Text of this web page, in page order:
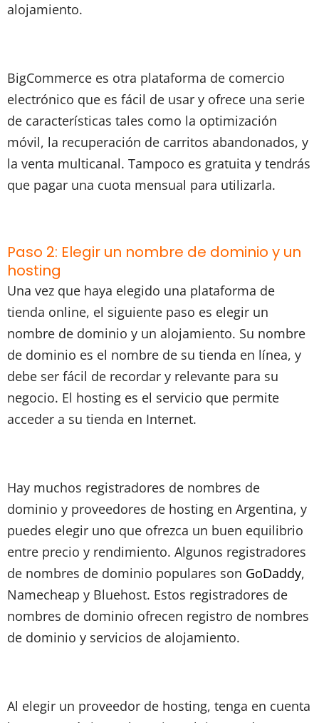
alojamiento.
BigCommerce es otra plataforma de comercio
electrónico que es fácil de usar y ofrece una serie
de características tales como la optimización
móvil, la recuperación de carritos abandonados, y
la venta multicanal. Tampoco es gratuita y tendrás
que pagar una cuota mensual para utilizarla.
Paso 2: Elegir un nombre de dominio y un
hosting
Una vez que haya elegido una plataforma de
tienda online, el siguiente paso es elegir un
nombre de dominio y un alojamiento. Su nombre
de dominio es el nombre de su tienda en línea, y
debe ser fácil de recordar y relevante para su
negocio. El hosting es el servicio que permite
acceder a su tienda en Internet.
Hay muchos registradores de nombres de
dominio y proveedores de hosting en Argentina, y
puedes elegir uno que ofrezca un buen equilibrio
entre precio y rendimiento. Algunos registradores
de nombres de dominio populares son GoDaddy,
Namecheap y Bluehost. Estos registradores de
nombres de dominio ofrecen registro de nombres
de dominio y servicios de alojamiento.
Al elegir un proveedor de hosting, tenga en cuenta